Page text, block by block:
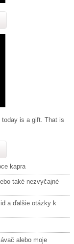
today is a gift. That is
kapra
také nezvyčajné
a ďalšie otázky k
alebo moje